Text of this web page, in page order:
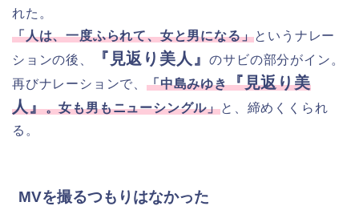
れた。
「人は、一度ふられて、女と男になる」というナレー
ションの後、
『見返り美人』のサビの部分がイン。
再びナレーションで、 「中島みゆき『見返り美
人』。女も男もニューシングル」と、締めくくられ
る。
MVを撮るつもりはなかった